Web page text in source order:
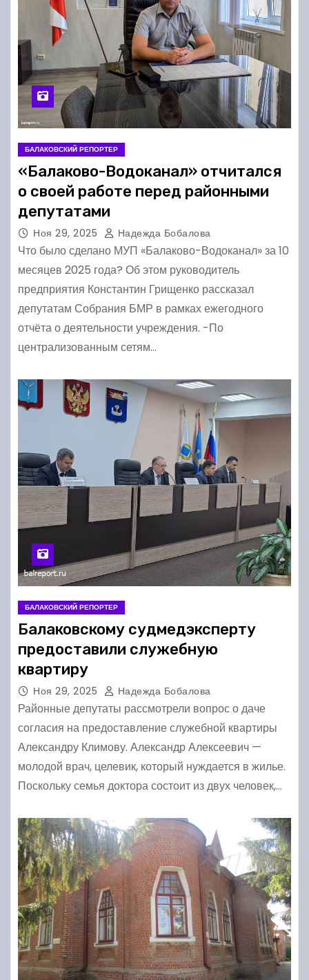
БАЛАКОВСКИЙ РЕПОРТЕР
«Балаково-Водоканал» отчитался
о своей работе перед районными
депутатами
Ноя 29, 2025 Надежда Бобалова
Что было сделано МУП «Балаково-Водоканал» за 10
месяцев 2025 года? Об этом руководитель
предприятия Константин Грищенко рассказал
депутатам Собрания БМР в рамках ежегодного
отчёта о деятельности учреждения. -По
централизованным сетям…
БАЛАКОВСКИЙ РЕПОРТЕР
Балаковскому судмедэксперту
предоставили служебную
квартиру
Ноя 29, 2025 Надежда Бобалова
Районные депутаты рассмотрели вопрос о даче
согласия на предоставление служебной квартиры
Александру Климову. Александр Алексеевич —
молодой врач, целевик, который нуждается в жилье.
Поскольку семья доктора состоит из двух человек,…